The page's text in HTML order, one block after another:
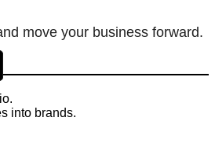
move your business forward.
into brands.